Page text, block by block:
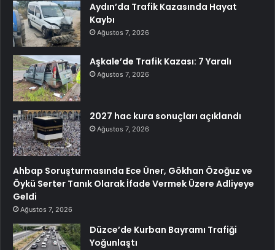
Aydın’da Trafik Kazasında Hayat
Kaybı
Ağustos 7, 2026
Aşkale’de Trafik Kazası: 7 Yaralı
Ağustos 7, 2026
2027 hac kura sonuçları açıklandı
Ağustos 7, 2026
Ahbap Soruşturmasında Ece Üner, Gökhan Özoğuz ve
Öykü Serter Tanık Olarak İfade Vermek Üzere Adliyeye
Geldi
Ağustos 7, 2026
Düzce’de Kurban Bayramı Trafiği
Yoğunlaştı